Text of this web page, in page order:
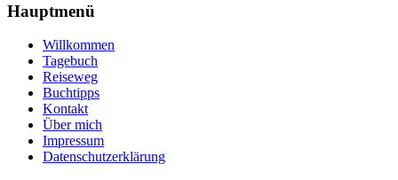
Hauptmenü
Willkommen
Tagebuch
Reiseweg
Buchtipps
Kontakt
Über mich
Impressum
Datenschutzerklärung